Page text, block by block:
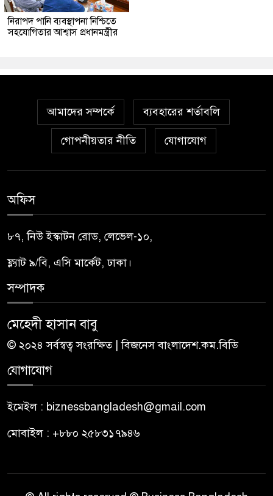
নিরাপদ পানি ব্যবস্থাপনা নিশ্চিতে
সহযোগিতার আশ্বাস প্রধানমন্ত্রীর
আমাদের সম্পর্কে ব্যবহারের শর্তাবলি
গোপনীয়তার নীতি যোগাযোগ
অফিস
৮৭, নিউ ইস্কাটন রোড, লেভেল-১০,
ফ্ল্যাট ৯/বি, এসি মার্কেট, ঢাকা।
সম্পাদক
মেহেদী হাসান বাবু
© ২০২৪ সর্বস্বত্ব সংরক্ষিত | বিজনেস বাংলাদেশ.কম.বিডি
যোগাযোগ
ইমেইল : biznessbangladesh@gmail.com
মোবাইল : +৮৮০ ২৫৮৩১৭৯৪৬